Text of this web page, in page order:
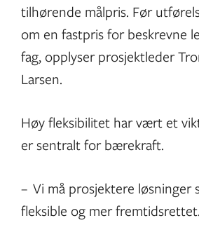
tilhørende målpris. Før
om en fastpris for beskrevne
fag, opplyser prosjektleder
Larsen.
Høy fleksibilitet har vært et
er sentralt for bærekraft.
– Vi må prosjektere løsninger
fleksible og mer fremtidsrettet.